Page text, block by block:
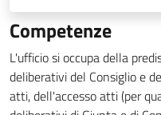
Competenze
L'ufficio si occupa della
deliberativi del Consiglio e
atti, dell'accesso atti (per